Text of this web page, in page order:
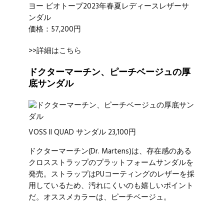
ヨー ビオトープ2023年春夏レディースレザーサ
ンダル
価格：57,200円
>>詳細はこちら
ドクターマーチン、ピーチベージュの厚
底サンダル
VOSS II QUAD サンダル 23,100円
ドクターマーチン(Dr. Martens)は、存在感のある
クロスストラップのプラットフォームサンダルを
発売。ストラップはPUコーティングのレザーを採
用しているため、汚れにくいのも嬉しいポイント
だ。オススメカラーは、ピーチベージュ。